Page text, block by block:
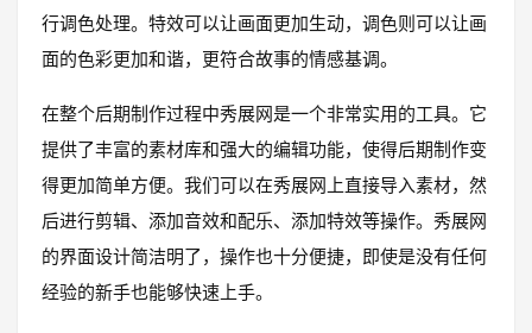
行调色处理。特效可以让画面更加生动，调色则可以让画
面的色彩更加和谐，更符合故事的情感基调。
在整个后期制作过程中秀展网是一个非常实用的工具。它
提供了丰富的素材库和强大的编辑功能，使得后期制作变
得更加简单方便。我们可以在秀展网上直接导入素材，然
后进行剪辑、添加音效和配乐、添加特效等操作。秀展网
的界面设计简洁明了，操作也十分便捷，即使是没有任何
经验的新手也能够快速上手。